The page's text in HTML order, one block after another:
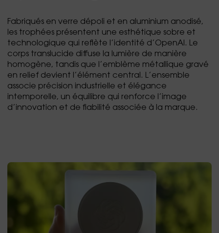
Fabriqués en verre dépoli et en aluminium anodisé,
les trophées présentent une esthétique sobre et
technologique qui reflète l’identité d’OpenAI. Le
corps translucide diffuse la lumière de manière
homogène, tandis que l’emblème métallique gravé
en relief devient l’élément central. L’ensemble
associe précision industrielle et élégance
intemporelle, un équilibre qui renforce l’image
d’innovation et de fiabilité associée à la marque.